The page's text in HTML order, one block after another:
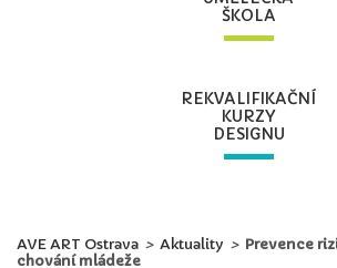
ŠKOLA
REKVALIFIKAČNÍ
KURZY
DESIGNU
AVE ART Ostrava > Aktuality > Prevence
chování mládeže